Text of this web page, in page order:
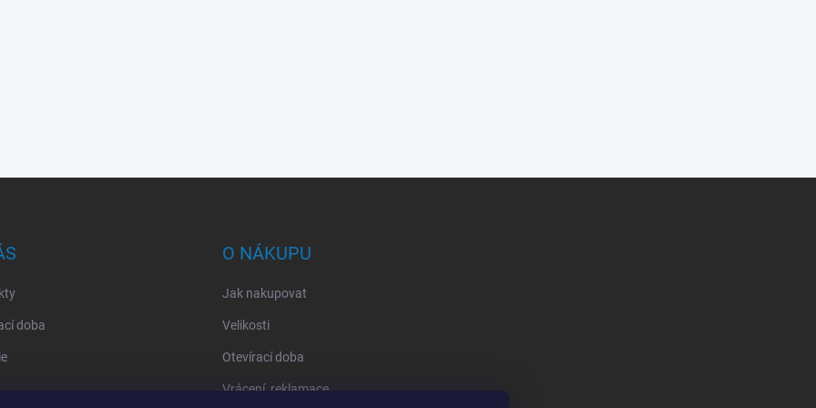
doba
O NÁKUPU
Jak nakupovat
Velikosti
Otevírací doba
Vrácení, reklamace